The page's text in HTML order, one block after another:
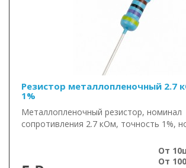
Резистор металлопленочный 2.7
1%
Металлопленочный резистор, номинал
сопротивления 2.7 кОм, точность 1%,
От
От